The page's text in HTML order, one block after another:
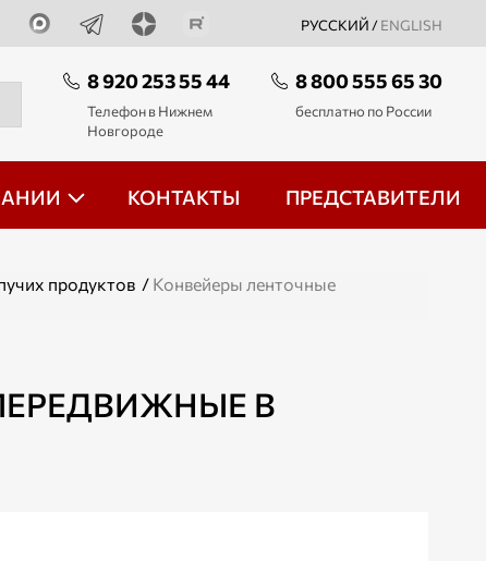
РУССКИЙ / ENGLISH
8 920 253 55 44
Телефон в Нижнем
Новгороде
8 800 555 65 30
бесплатно по России
КОНТАКТЫ ПРЕДСТАВИТЕЛИ
продуктов / Конвейеры ленточные
В